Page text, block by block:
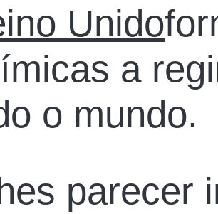
Unido
a
o mundo.
parecer